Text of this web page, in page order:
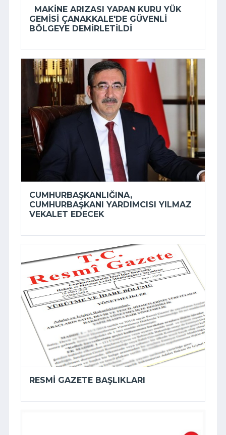
MAKINE ARIZASI YAPAN KURU YÜK
GEMISI ÇANAKKALE'DE GÜVENLI
BÖLGEYE DEMIRLETILDI
CUMHURBAŞKANLIĞINA,
CUMHURBAŞKANI YARDIMCISI YILMAZ
VEKALET EDECEK
RESMI GAZETE BAŞLIKLARI